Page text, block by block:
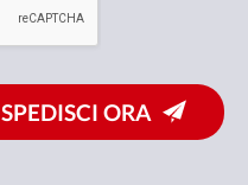
SPEDISCI ORA